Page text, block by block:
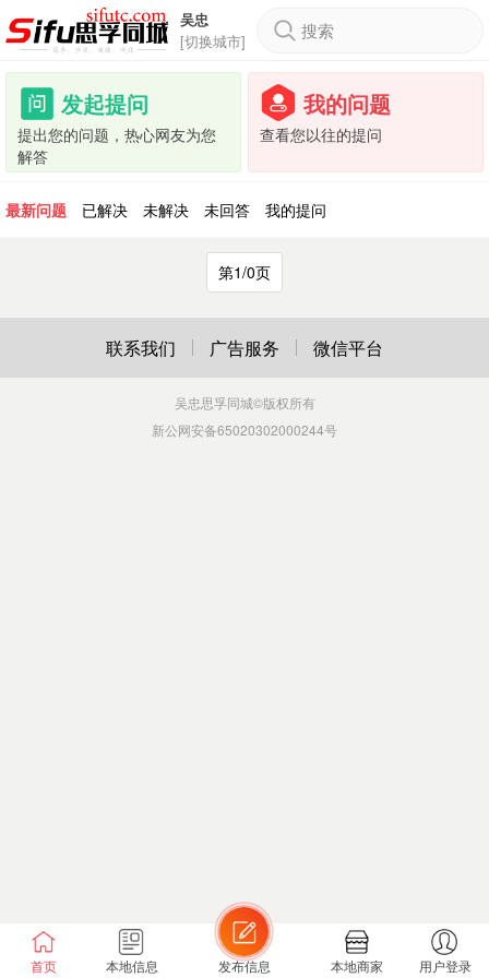
吴忠
[切换城市]
搜索
发起提问
提出您的问题，热心网友为您
解答
我的问题
查看您以往的提问
最新问题 已解决 未解决 未回答 我的提问
第1/0页
首页 本地信息 发布信息 本地商家 用户登录
联系我们 广告服务 微信平台
吴忠思孚同城©版权所有
新公网安备65020302000244号